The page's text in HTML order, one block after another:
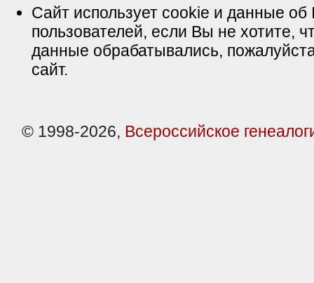
Сайт использует cookie и данные об
пользователей, если Вы не хотите,
данные обрабатывались,
сайт.
© 1998-2026, Всероссийское